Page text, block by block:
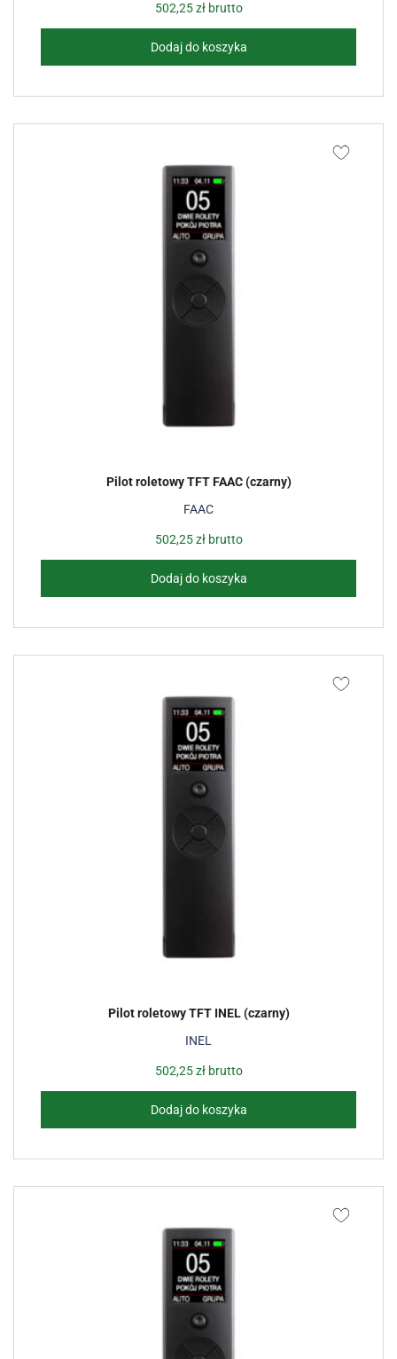
502,25złbrutto
Dodaj do koszyka
FAAC
Pilot roletowy TFT FAAC (czarny)
502,25złbrutto
Dodaj do koszyka
INEL
Pilot roletowy TFT INEL (czarny)
502,25złbrutto
Dodaj do koszyka